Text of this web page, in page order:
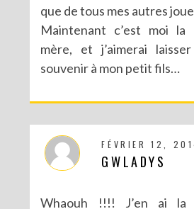
que de tous mes autres
Maintenant c’est moi la
mère, et j’aimerai
souvenir à mon petit fils…
FÉVRIER 12,
GWLADYS
Whaouh !!!! J’en ai la